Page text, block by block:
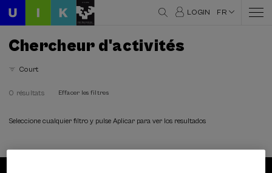
LOGIN FR
Chercheur d'activités
Court
0 résultats Effacer les filtres
Seleccione cualquier filtro y pulse Aplicar para ver los resultados